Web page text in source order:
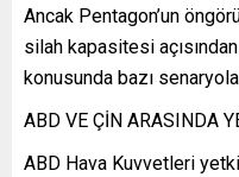
Ancak Pentagon’un
silah kapasitesi
konusunda bazı
ABD VE ÇİN ARASINDA
ABD Hava Kuvvetleri